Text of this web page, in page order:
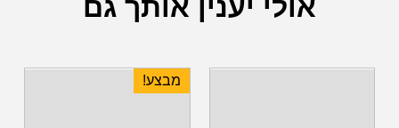
אולי יענין אותך גם
מבצע!